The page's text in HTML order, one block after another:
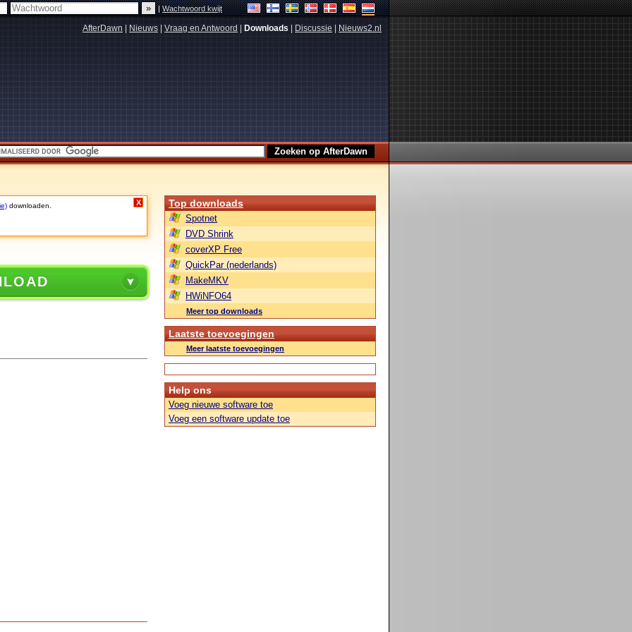
|Wachtwoord kwijt
AfterDawn Nieuws Vraag en Antwoord Downloads Discussie Nieuws2.nl
downloaden. X Top downloads
Spotnet
DVD Shrink
coverXP Free
QuickPar (nederlands)
MakeMKV
HWiNFO64
Meer top downloads
Laatste toevoegingen
Meer laatste toevoegingen
Help ons
Voeg nieuwe software toe
Voeg een software update toe